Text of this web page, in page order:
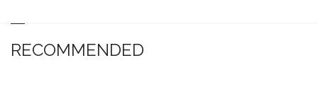
RECOMMENDED